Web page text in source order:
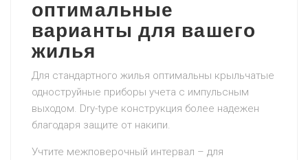
оптимальные
варианты для вашего
жилья
Для стандартного жилья оптимальны крыльчатые
одноструйные приборы учета с импульсным
выходом. Dry-type конструкция более надежен
благодаря защите от накипи.
Учтите межповерочный интервал – для